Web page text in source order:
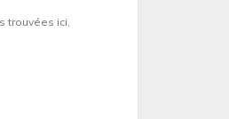
trouvées ici,